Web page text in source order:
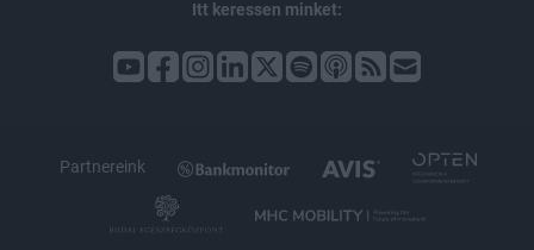
Itt keressen minket:
Partnereink